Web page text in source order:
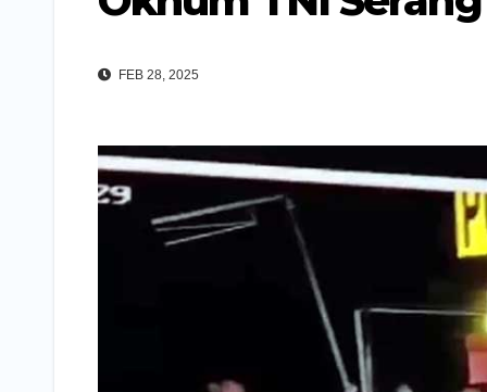
FEB 28, 2025